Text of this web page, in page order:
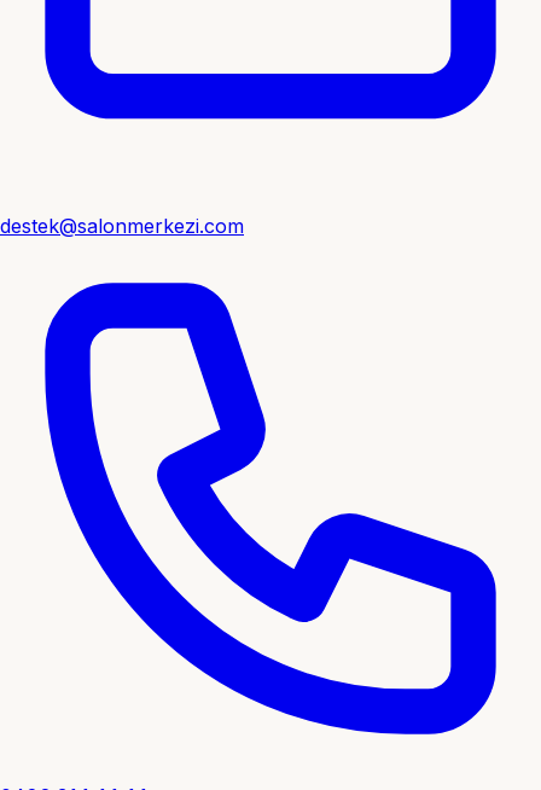
destek@salonmerkezi.com